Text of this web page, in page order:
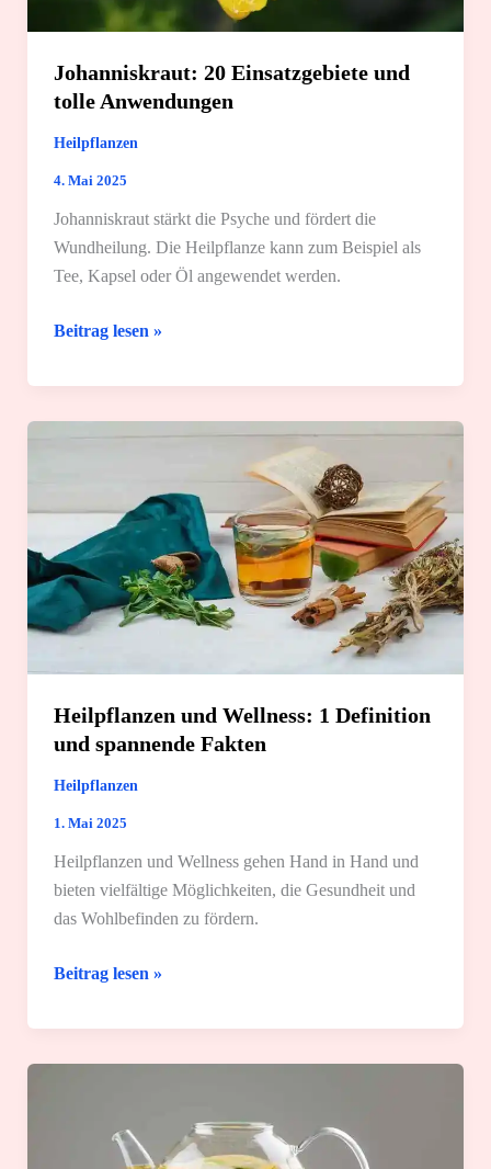
Johanniskraut: 20 Einsatzgebiete und
tolle Anwendungen
Heilpflanzen
4. Mai 2025
Johanniskraut stärkt die Psyche und fördert die
Wundheilung. Die Heilpflanze kann zum Beispiel als
Tee, Kapsel oder Öl angewendet werden.
Johanniskraut:
Einsatzgebiete
Beitrag lesen »
Heilpflanzen und Wellness: 1 Definition
und spannende Fakten
Heilpflanzen
1. Mai 2025
Heilpflanzen und Wellness gehen Hand in Hand und
bieten vielfältige Möglichkeiten, die Gesundheit und
das Wohlbefinden zu fördern.
Heilpflanzen
Wellness:
spannende
Beitrag lesen »